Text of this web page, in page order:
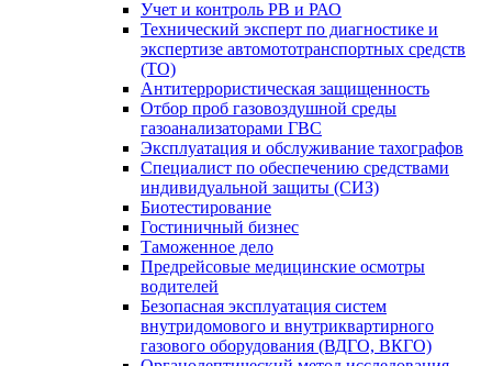
Учет и контроль РВ и РАО
Технический эксперт по диагностике и
экспертизе автомототранспортных средств
(ТО)
Антитеррористическая защищенность
Отбор проб газовоздушной среды
газоанализаторами ГВС
Эксплуатация и обслуживание тахографов
Специалист по обеспечению средствами
индивидуальной защиты (СИЗ)
Биотестирование
Гостиничный бизнес
Таможенное дело
Предрейсовые медицинские осмотры
водителей
Безопасная эксплуатация систем
внутридомового и внутриквартирного
газового оборудования (ВДГО, ВКГО)